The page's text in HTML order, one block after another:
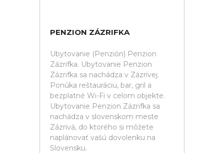
PENZION ZÁZRIFKA
Ubytovanie (Penzión) Penzion
Zázrifka. Ubytovanie Penzion
Zázrifka sa nachádza v Zázrivej.
Ponúka reštauráciu, bar, gril a
bezplatné Wi-Fi v celom objekte.
Ubytovanie Penzion Zázrifka sa
nachádza v slovenskom meste
Zázrivá, do ktorého si môžete
naplánovať vašú dovolenku na
Slovensku.